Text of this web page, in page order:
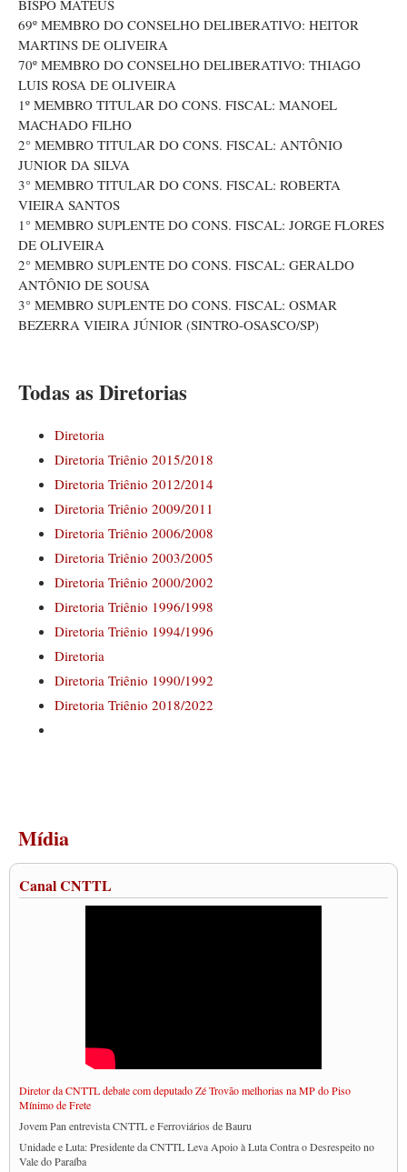
BISPO MATEUS
69º MEMBRO DO CONSELHO DELIBERATIVO: HEITOR
MARTINS DE OLIVEIRA
70º MEMBRO DO CONSELHO DELIBERATIVO: THIAGO
LUIS ROSA DE OLIVEIRA
1º MEMBRO TITULAR DO CONS. FISCAL: MANOEL
MACHADO FILHO
2° MEMBRO TITULAR DO CONS. FISCAL: ANTÔNIO
JUNIOR DA SILVA
3° MEMBRO TITULAR DO CONS. FISCAL: ROBERTA
VIEIRA SANTOS
1° MEMBRO SUPLENTE DO CONS. FISCAL: JORGE FLORES
DE OLIVEIRA
2° MEMBRO SUPLENTE DO CONS. FISCAL: GERALDO
ANTÔNIO DE SOUSA
3° MEMBRO SUPLENTE DO CONS. FISCAL: OSMAR
BEZERRA VIEIRA JÚNIOR (SINTRO-OSASCO/SP)
Todas as Diretorias
Diretoria
Diretoria Triênio 2015/2018
Diretoria Triênio 2012/2014
Diretoria Triênio 2009/2011
Diretoria Triênio 2006/2008
Diretoria Triênio 2003/2005
Diretoria Triênio 2000/2002
Diretoria Triênio 1996/1998
Diretoria Triênio 1994/1996
Diretoria
Diretoria Triênio 1990/1992
Diretoria Triênio 2018/2022
Mídia
Canal CNTTL
Diretor da CNTTL debate com deputado Zé Trovão melhorias na MP do Piso
Mínimo de Frete
Jovem Pan entrevista CNTTL e Ferroviários de Bauru
Unidade e Luta: Presidente da CNTTL Leva Apoio à Luta Contra o Desrespeito no
Vale do Paraíba